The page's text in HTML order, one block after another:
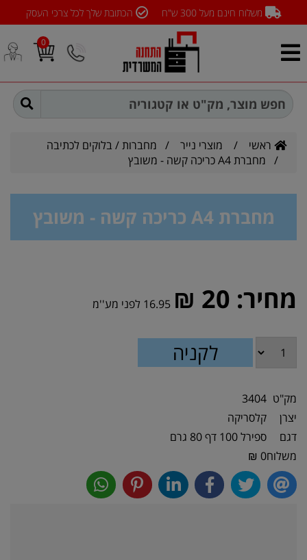
משלוח חינם מעל 300 ש"ח הכתובת שלך לכל צרכי העסק
0
ראשי / מוצרי נייר / מחברות / בלוקים לכתיבה
/ מחברת A4 כריכה קשה - משובץ
מחברת A4 כריכה קשה - משובץ
מחיר: 20 ₪ 16.95 לפני מע''מ
מק"ט 3404
יצרן
קלסריקה
דגם
ספירל 100 דף 80 גרם
משלוח0 ₪